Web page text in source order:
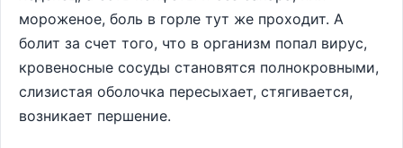
мороженое, боль в горле тут же проходит. А
болит за счет того, что в организм попал вирус,
кровеносные сосуды становятся полнокровными,
слизистая оболочка пересыхает, стягивается,
возникает першение.